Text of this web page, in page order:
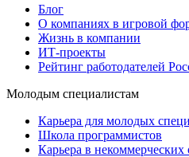
Блог
О компаниях в игровой
Жизнь в компании
ИТ-проекты
Рейтинг работодателей
Молодым специалистам
Карьера для молодых
Школа программистов
Карьера в некоммерческих